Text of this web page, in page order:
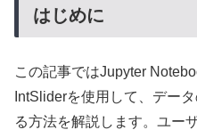
はじめに
この記事ではJupyter
IntSliderを使用して、デー
る方法を解説します。ユー